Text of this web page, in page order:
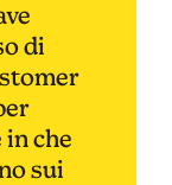
di
che
sui